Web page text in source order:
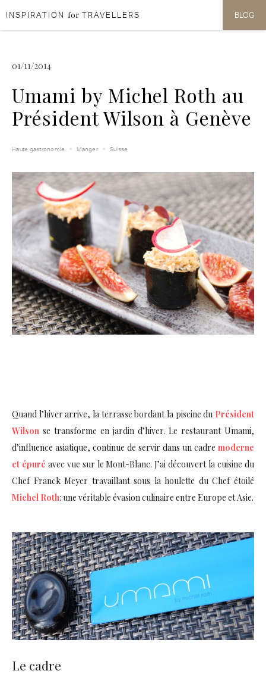
Aller au contenu
Aller au menu
INSPIRATION for TRAVELLERS BLOG
01/11/2014
Umami by Michel Roth au
Président Wilson à Genève
Haute gastronomie Manger Suisse
Quand l’hiver arrive, la terrasse bordant la piscine du Président
Wilson se transforme en jardin d’hiver. Le restaurant Umami,
d’influence asiatique, continue de servir dans un cadre moderne
et épuré avec vue sur le Mont-Blanc. J’ai découvert la cuisine du
Chef Franck Meyer travaillant sous la houlette du Chef étoilé
Michel Roth: une véritable évasion culinaire entre Europe et Asie.
Le cadre